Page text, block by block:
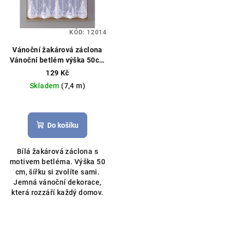
Vánoční žakárová záclona
Vánoční betlém výška 50cm
Vánoční záclona, možné
obšití boků
129 Kč
Skladem (7,4 m)
Do košíku
Bílá žakárová záclona s
motivem betléma. Výška 50
cm, šířku si zvolíte sami.
Jemná vánoční dekorace,
která rozzáří každý domov.
KÓD: 12014